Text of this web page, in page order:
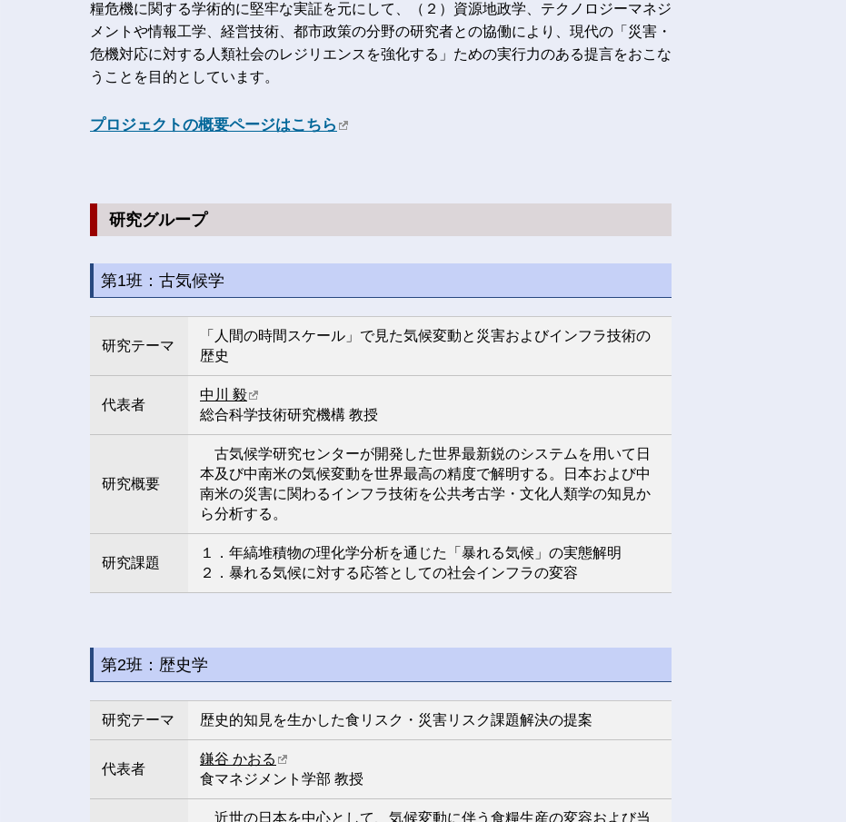
糧危機に関する学術的に堅牢な実証を元にして、（２）資源地政学、テクノロジーマネジ
メントや情報工学、経営技術、都市政策の分野の研究者との協働により、現代の「災害・
危機対応に対する人類社会のレジリエンスを強化する」ための実行力のある提言をおこな
うことを目的としています。
プロジェクトの概要ページはこちら
研究グループ
第1班：古気候学
研究テーマ
「人間の時間スケール」で見た気候変動と災害およびインフラ技術の
歴史
代表者
中川 毅
総合科学技術研究機構 教授
研究概要
古気候学研究センターが開発した世界最新鋭のシステムを用いて日
本及び中南米の気候変動を世界最高の精度で解明する。日本および中
南米の災害に関わるインフラ技術を公共考古学・文化人類学の知見か
ら分析する。
研究課題
１．年縞堆積物の理化学分析を通じた「暴れる気候」の実態解明
２．暴れる気候に対する応答としての社会インフラの変容
第2班：歴史学
研究テーマ 歴史的知見を生かした食リスク・災害リスク課題解決の提案
代表者
鎌谷 かおる
食マネジメント学部 教授
近世の日本を中心として、気候変動に伴う食糧生産の変容および当